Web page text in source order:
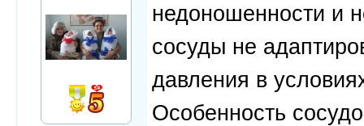
недоношенности и
сосуды не
давления в
Особенность